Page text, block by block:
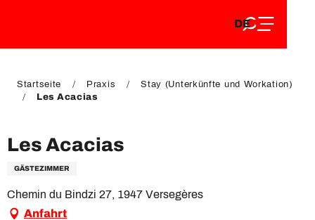
EN
DE
FR
Startseite Praxis
Stay (Unterkünfte und Workation)
Les Acacias
Les Acacias
GÄSTEZIMMER
Chemin du Bindzi 27, 1947 Versegères
Anfahrt